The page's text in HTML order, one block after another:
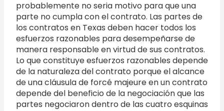
probablemente no seria motivo para que una
parte no cumpla con el contrato. Las partes de
los contratos en Texas deben hacer todos los
esfuerzos razonables para desempeñarse de
manera responsable en virtud de sus contratos.
Lo que constituye esfuerzos razonables depende
de la naturaleza del contrato porque el alcance
de una cláusula de forcé majeure en un contrato
depende del beneficio de la negociación que las
partes negociaron dentro de las cuatro esquinas